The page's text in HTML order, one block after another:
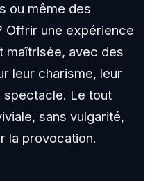
ou même des
Offrir une expérience
maîtrisée, avec des
leur charisme, leur
spectacle. Le tout
sans vulgarité,
la provocation.